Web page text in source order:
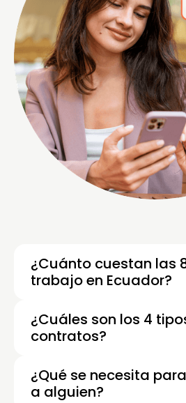
¿Cuánto cuestan las
trabajo en Ecuador?
¿Cuáles son los 4
contratos?
¿Qué se necesita
a alguien?